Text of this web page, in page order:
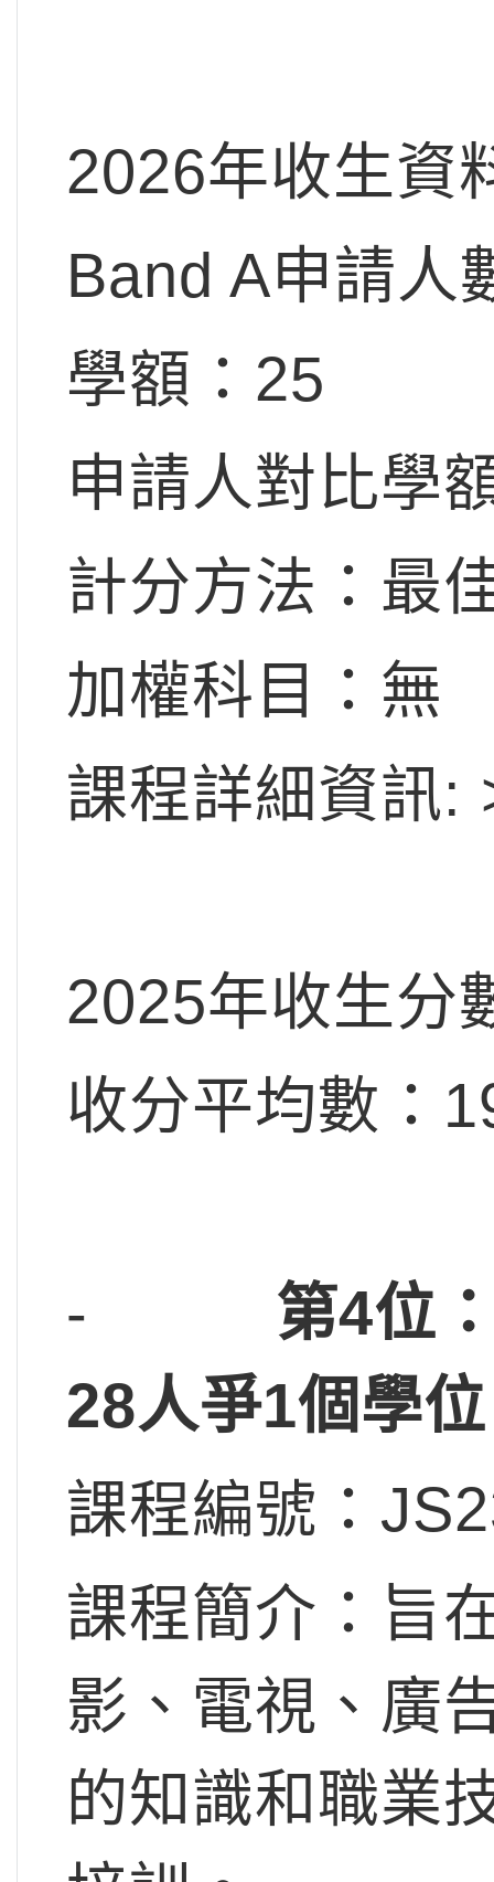
2026年收生資
Band A申請人
學額：25
申請人對比學
計分方法：最
加權科目：無
課程詳細資訊:
2025年收生分
收分平均數：
- 第4位
28人爭1個學位
課程編號：
課程簡介：旨
影、電視、廣
的知識和職業